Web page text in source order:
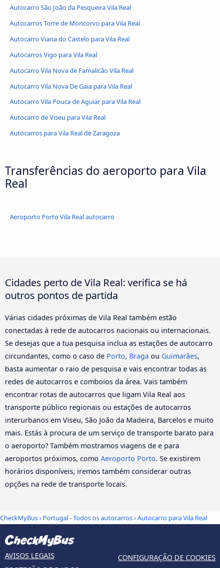
Autocarro São João da Pesqueira Vila Real
Autocarros Torre de Moncorvo para Vila Real
Autocarro Viana do Castelo para Vila Real
Autocarros Vigo para Vila Real
Autocarro Vila Nova de Famalicão Vila Real
Autocarro Vila Nova De Gaia para Vila Real
Autocarro Vila Pouca de Aguiar para Vila Real
Autocarro de Viseu para Vila Real
Autocarros para Vila Real de Zaragoza
Transferências do aeroporto para Vila
Real
Aeroporto Porto Vila Real autocarro
Cidades perto de Vila Real: verifica se há
outros pontos de partida
Várias cidades próximas de Vila Real também estão
conectadas à rede de autocarros nacionais ou internacionais.
Se desejas que a tua pesquisa inclua as estações de autocarro
circundantes, como o caso de Porto, Braga ou Guimarães,
basta aumentar o raio de pesquisa e vais encontrar todas as
redes de autocarros e comboios da área. Vais também
encontrar rotas de autocarros que ligam Vila Real aos
transporte público regionais ou estações de autocarros
interurbanos em Viseu, São João da Madeira, Barcelos e muito
mais. Estás à procura de um serviço de transporte barato para
o aeroporto? Também mostramos viagens de e para
aeroportos próximos, como Aeroporto Porto. Se existirem
horários disponíveis, iremos também considerar outras
opções na rede de transporte locais.
CheckMyBus› Portugal - Todos os autocarros› Autocarro para Vila Real
AVISOS LEGAIS
CONFIGURAÇÃO DE COOKIES